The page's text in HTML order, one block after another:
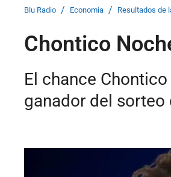
Blu Radio / Economía / Resultados de
Chontico
El chance
ganador del sorteo